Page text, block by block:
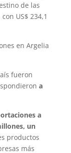
de las
US$ 234,1
en Argelia
fueron
a
a
un
productos
más